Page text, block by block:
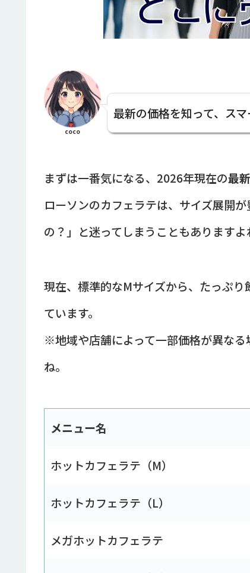
coco
最新の価格を知って、ス
まずは一番気になる、2026年現在の最
ローソンのカフェラテは、サイズ展開
の？」と迷ってしまうこともありますよ
現在、標準的なMサイズから、たっぷ
ています。
※地域や店舗によって一部価格が異な
ね。
メニュー名
ホットカフェラテ（M）
ホットカフェラテ（L）
メガホットカフェラテ